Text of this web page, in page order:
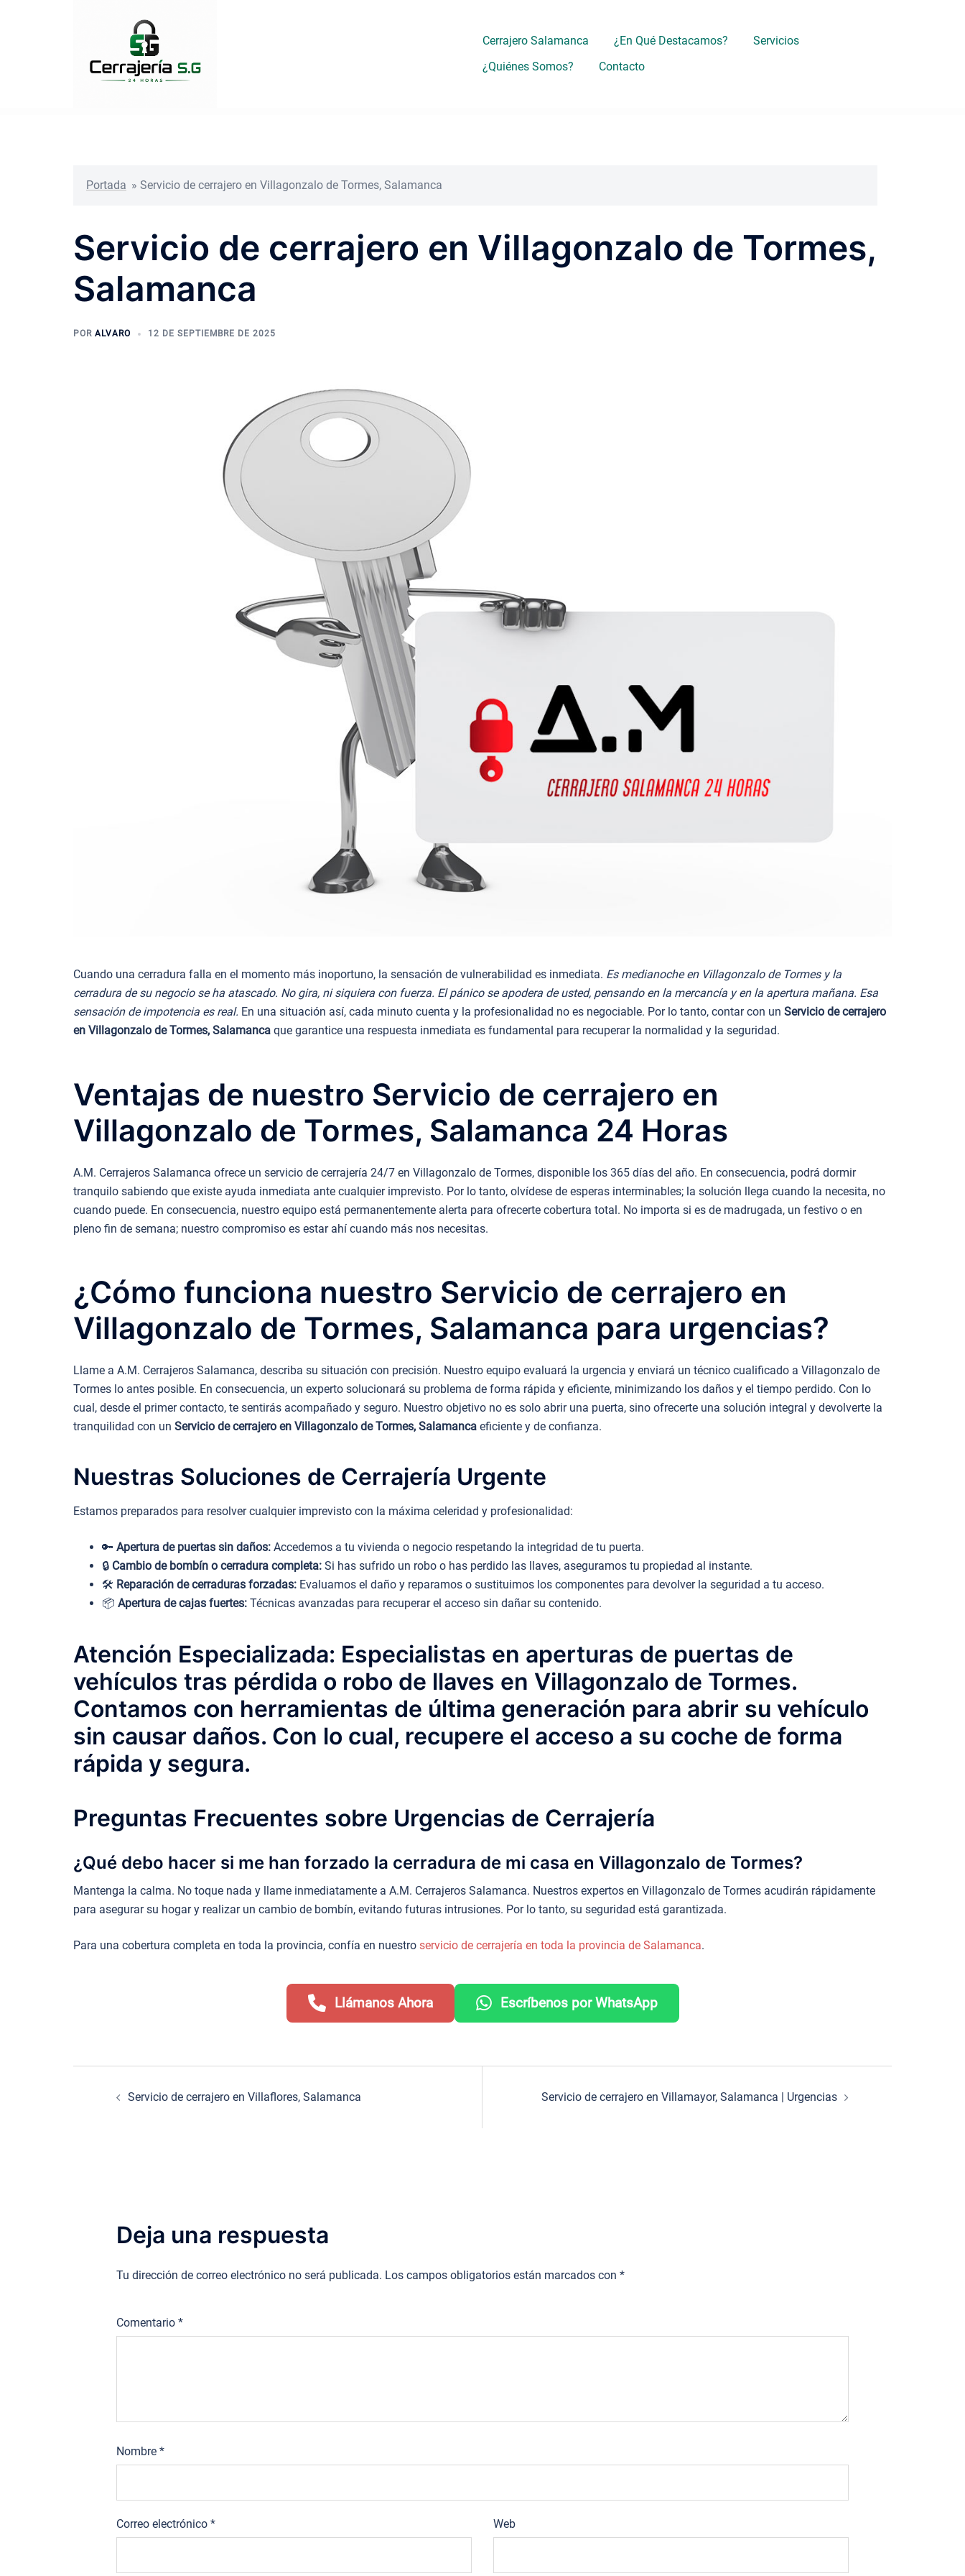
Cerrajero Salamanca ¿En Qué Destacamos?
Servicios
¿Quiénes Somos?
Contacto
Portada » Servicio de cerrajero en Villagonzalo de Tormes, Salamanca
Servicio de cerrajero en Villagonzalo de Tormes,
Salamanca
POR ALVARO 12 DE SEPTIEMBRE DE 2025
Cuando una cerradura falla en el momento más inoportuno, la sensación de vulnerabilidad es inmediata. Es medianoche en Villagonzalo de Tormes y la
cerradura de su negocio se ha atascado. No gira, ni siquiera con fuerza. El pánico se apodera de usted, pensando en la mercancía y en la apertura mañana. Esa
sensación de impotencia es real. En una situación así, cada minuto cuenta y la profesionalidad no es negociable. Por lo tanto, contar con un Servicio de cerrajero
en Villagonzalo de Tormes, Salamanca que garantice una respuesta inmediata es fundamental para recuperar la normalidad y la seguridad.
Ventajas de nuestro Servicio de cerrajero en
Villagonzalo de Tormes, Salamanca 24 Horas
A.M. Cerrajeros Salamanca ofrece un servicio de cerrajería 24/7 en Villagonzalo de Tormes, disponible los 365 días del año. En consecuencia, podrá dormir
tranquilo sabiendo que existe ayuda inmediata ante cualquier imprevisto. Por lo tanto, olvídese de esperas interminables; la solución llega cuando la necesita, no
cuando puede. En consecuencia, nuestro equipo está permanentemente alerta para ofrecerte cobertura total. No importa si es de madrugada, un festivo o en
pleno fin de semana; nuestro compromiso es estar ahí cuando más nos necesitas.
¿Cómo funciona nuestro Servicio de cerrajero en
Villagonzalo de Tormes, Salamanca para urgencias?
Llame a A.M. Cerrajeros Salamanca, describa su situación con precisión. Nuestro equipo evaluará la urgencia y enviará un técnico cualificado a Villagonzalo de
Tormes lo antes posible. En consecuencia, un experto solucionará su problema de forma rápida y eficiente, minimizando los daños y el tiempo perdido. Con lo
cual, desde el primer contacto, te sentirás acompañado y seguro. Nuestro objetivo no es solo abrir una puerta, sino ofrecerte una solución integral y devolverte la
tranquilidad con un Servicio de cerrajero en Villagonzalo de Tormes, Salamanca eficiente y de confianza.
Nuestras Soluciones de Cerrajería Urgente
Estamos preparados para resolver cualquier imprevisto con la máxima celeridad y profesionalidad:
🔑 Apertura de puertas sin daños: Accedemos a tu vivienda o negocio respetando la integridad de tu puerta.
🔒 Cambio de bombín o cerradura completa: Si has sufrido un robo o has perdido las llaves, aseguramos tu propiedad al instante.
🛠️ Reparación de cerraduras forzadas: Evaluamos el daño y reparamos o sustituimos los componentes para devolver la seguridad a tu acceso.
📦 Apertura de cajas fuertes: Técnicas avanzadas para recuperar el acceso sin dañar su contenido.
Atención Especializada: Especialistas en aperturas de puertas de
vehículos tras pérdida o robo de llaves en Villagonzalo de Tormes.
Contamos con herramientas de última generación para abrir su vehículo
sin causar daños. Con lo cual, recupere el acceso a su coche de forma
rápida y segura.
Preguntas Frecuentes sobre Urgencias de Cerrajería
¿Qué debo hacer si me han forzado la cerradura de mi casa en Villagonzalo de Tormes?
Mantenga la calma. No toque nada y llame inmediatamente a A.M. Cerrajeros Salamanca. Nuestros expertos en Villagonzalo de Tormes acudirán rápidamente
para asegurar su hogar y realizar un cambio de bombín, evitando futuras intrusiones. Por lo tanto, su seguridad está garantizada.
Para una cobertura completa en toda la provincia, confía en nuestro servicio de cerrajería en toda la provincia de Salamanca.
Llámanos Ahora Escríbenos por WhatsApp
Navegación
Servicio de cerrajero en Villaflores, Salamanca Servicio de cerrajero en Villamayor, Salamanca | Urgencias
Deja una respuesta
Tu dirección de correo electrónico no será publicada. Los campos obligatorios están marcados con *
Comentario *
Nombre *
Correo electrónico * Web